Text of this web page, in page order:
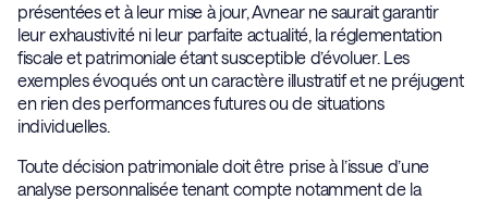
présentées et à leur mise à jour, Avnear ne saurait garantir
leur exhaustivité ni leur parfaite actualité, la réglementation
fiscale et patrimoniale étant susceptible d’évoluer. Les
exemples évoqués ont un caractère illustratif et ne préjugent
en rien des performances futures ou de situations
individuelles.
Toute décision patrimoniale doit être prise à l’issue d’une
analyse personnalisée tenant compte notamment de la